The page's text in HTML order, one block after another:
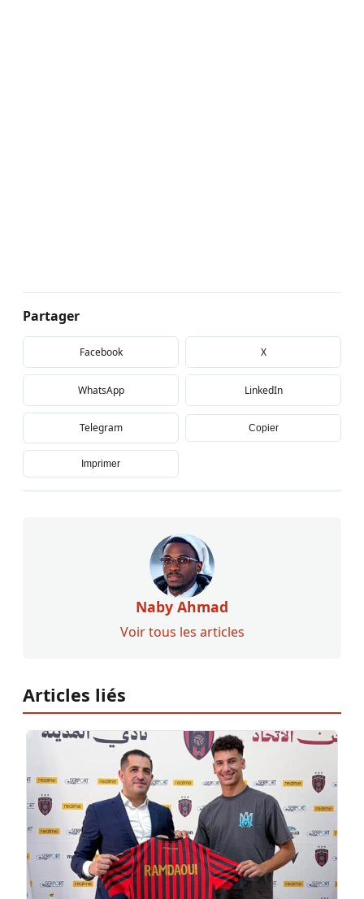
Partager
Facebook X
WhatsApp LinkedIn
Telegram Copier
Imprimer
Naby Ahmad
Voir tous les articles
Articles liés